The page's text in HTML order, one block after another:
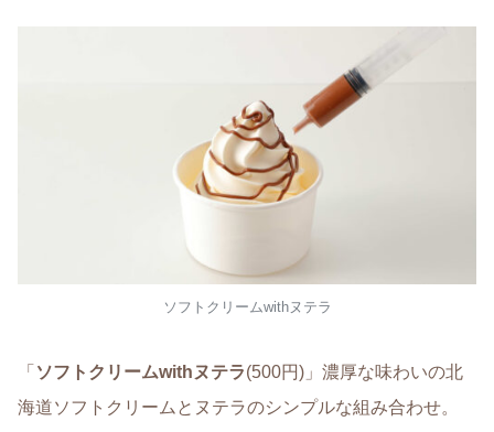
ソフトクリームwithヌテラ
「 ソフトクリームwithヌテラ(500円)」濃厚な味わいの北
海道ソフトクリームとヌテラのシンプルな組み合わせ。